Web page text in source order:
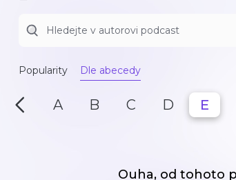
Popularity Dle abecedy
A B C D E
Ouha, od tohoto